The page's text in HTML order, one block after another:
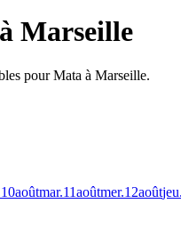
Marseille
pour Mata à Marseille.
10aoûtmar.11aoûtmer.12août